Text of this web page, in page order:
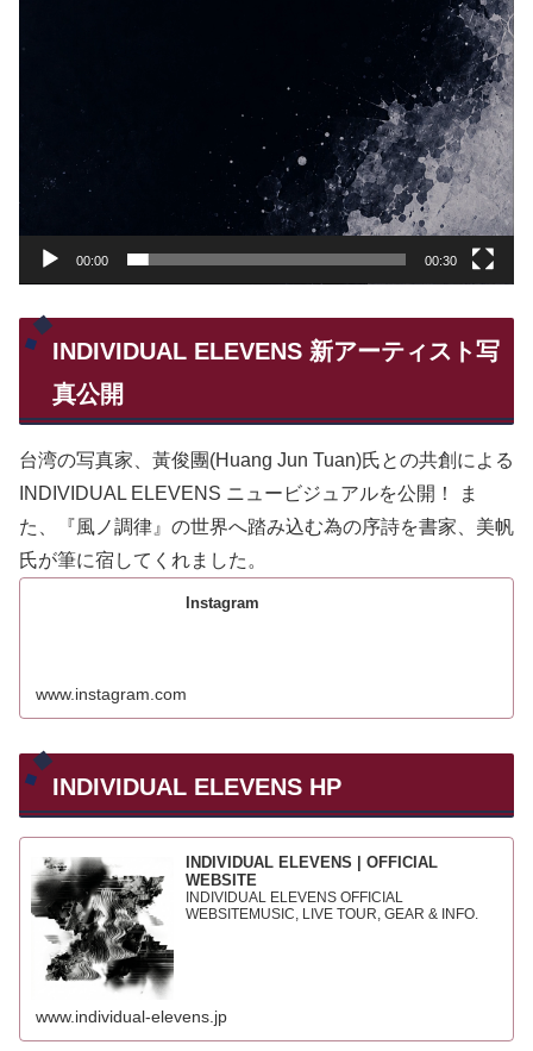
00:00 00:30
INDIVIDUAL ELEVENS 新アーティスト写
真公開
台湾の写真家、黃俊團(Huang Jun Tuan)氏との共創による
INDIVIDUAL ELEVENS ニュービジュアルを公開！ ま
た、『風ノ調律』の世界へ踏み込む為の序詩を書家、美帆
氏が筆に宿してくれました。
Instagram
www.instagram.com
INDIVIDUAL ELEVENS HP
INDIVIDUAL ELEVENS | OFFICIAL
WEBSITE
INDIVIDUAL ELEVENS OFFICIAL
WEBSITEMUSIC, LIVE TOUR, GEAR & INFO.
www.individual-elevens.jp